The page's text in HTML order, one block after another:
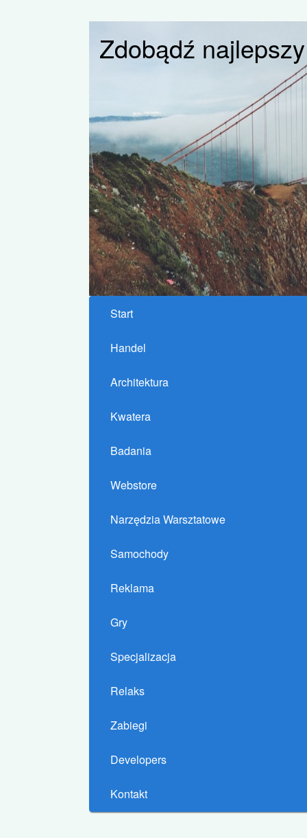
Zdobądź
Start
Handel
Architektura
Kwatera
Badania
Webstore
Narzędzia Warsztatowe
Samochody
Reklama
Gry
Specjalizacja
Relaks
Zabiegi
Developers
Kontakt